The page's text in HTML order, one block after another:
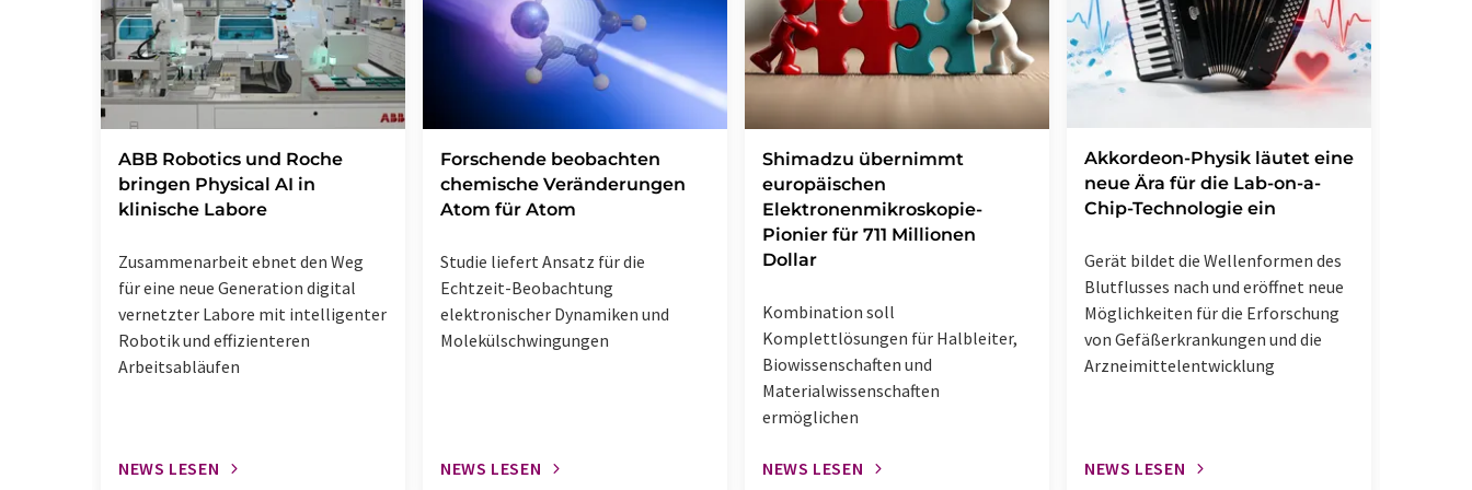
​​​​​​​ABB Robotics und Roche
bringen Physical AI in
klinische Labore
Zusammenarbeit ebnet den Weg
für eine neue Generation digital
vernetzter Labore mit intelligenter
Robotik und effizienteren
Arbeitsabläufen
NEWS LESEN
Forschende beobachten
chemische Veränderungen
Atom für Atom
Studie liefert Ansatz für die
Echtzeit-Beobachtung
elektronischer Dynamiken und
Molekülschwingungen
NEWS LESEN
Shimadzu übernimmt
europäischen
Elektronenmikroskopie-
Pionier für 711 Millionen
Dollar
Kombination soll
Komplettlösungen für Halbleiter,
Biowissenschaften und
Materialwissenschaften
ermöglichen
NEWS LESEN
Akkordeon-Physik läutet eine
neue Ära für die Lab-on-a-
Chip-Technologie ein
Gerät bildet die Wellenformen des
Blutflusses nach und eröffnet neue
Möglichkeiten für die Erforschung
von Gefäßerkrankungen und die
Arzneimittelentwicklung
NEWS LESEN